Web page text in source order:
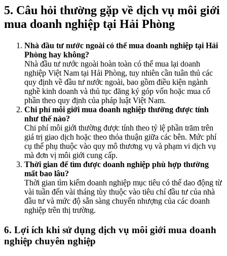
5. Câu hỏi thường gặp về dịch vụ môi giới
mua doanh nghiệp tại Hải Phòng
Nhà đầu tư nước ngoài có thể mua doanh nghiệp tại Hải
Phòng hay không?
Nhà đầu tư nước ngoài hoàn toàn có thể mua lại doanh
nghiệp Việt Nam tại Hải Phòng, tuy nhiên cần tuân thủ các
quy định về đầu tư nước ngoài, bao gồm điều kiện ngành
nghề kinh doanh và thủ tục đăng ký góp vốn hoặc mua cổ
phần theo quy định của pháp luật Việt Nam.
Chi phí môi giới mua doanh nghiệp thường được tính
như thế nào?
Chi phí môi giới thường được tính theo tỷ lệ phần trăm trên
giá trị giao dịch hoặc theo thỏa thuận giữa các bên. Mức phí
cụ thể phụ thuộc vào quy mô thương vụ và phạm vi dịch vụ
mà đơn vị môi giới cung cấp.
Thời gian để tìm được doanh nghiệp phù hợp thường
mất bao lâu?
Thời gian tìm kiếm doanh nghiệp mục tiêu có thể dao động từ
vài tuần đến vài tháng tùy thuộc vào tiêu chí đầu tư của nhà
đầu tư và mức độ sẵn sàng chuyển nhượng của các doanh
nghiệp trên thị trường.
6. Lợi ích khi sử dụng dịch vụ môi giới mua doanh
nghiệp chuyên nghiệp